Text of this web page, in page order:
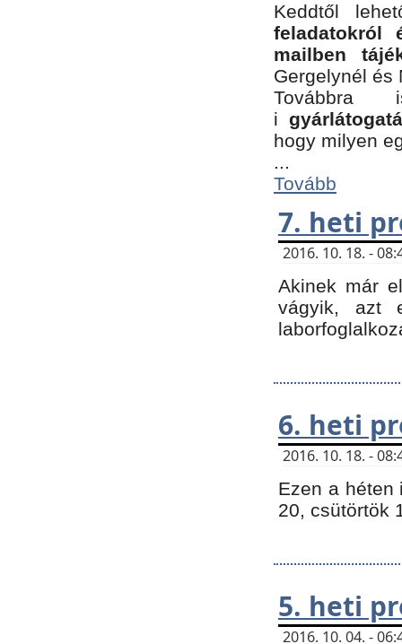
Keddtől
feladatokról
mailben
Gergelynél és
Továbbra
i
hogy milyen
...
Tovább
7. heti
2016. 10. 18. -
Akinek már
vágyik, azt
6. heti
2016. 10. 18. -
Ezen a héten
20, csütörtök
5. heti
2016. 10. 04. -